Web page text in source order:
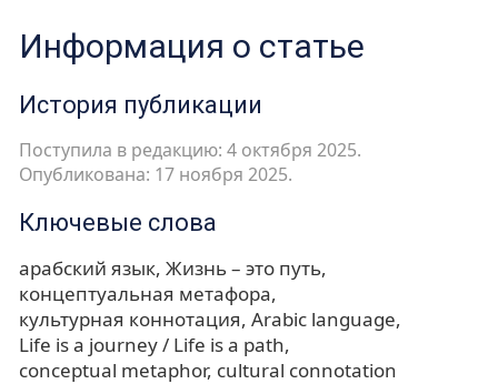
Информация о статье
История публикации
Поступила в редакцию: 4 октября 2025.
Опубликована: 17 ноября 2025.
Ключевые слова
арабский язык Жизнь – это путь
концептуальная метафора
культурная коннотация Arabic language
Life is a journey / Life is a path
conceptual metaphor cultural connotation